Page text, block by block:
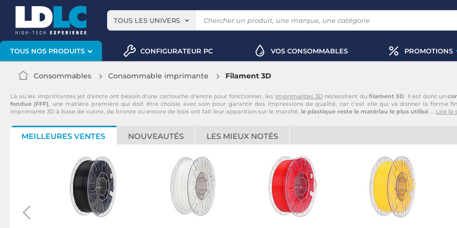
TOUS LES UNIVERS
TOUS NOS PRODUITS CONFIGURATEUR PC VOS CONSOMMABLES PROMOTIONS
Consommables Consommable imprimante Filament 3D
Là où les imprimantes jet d'encre ont besoin d'une cartouche d’encre pour fonctionner, les imprimantes 3Dnécessitent dufilament 3D. Il est donc un
fondue (FFF), une matière première qui doit être choisie avec soin pour garantir des impressions de qualité, car c’est elle qui va donner la forme
imprimante 3D à base de cuivre, de bronze ou encore de bois ont fait leur apparition sur le marché, le plastique reste le matériau le plus utilisé … Lire la
MEILLEURES VENTES NOUVEAUTÉS LES MIEUX NOTÉS